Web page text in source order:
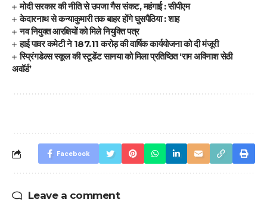
मोदी सरकार की नीति से उपजा गैस संकट, महंगाई : सीपीएम
केदारनाथ से कन्याकुमारी तक बाहर होंगे घुसपैठिया : शाह
नव नियुक्त आरक्षियों को मिले नियुक्ति पत्र
हाई पावर कमेटी ने 187.11 करोड़ की वार्षिक कार्ययोजना को दी मंजूरी
स्प्रिंगडेल्स स्कूल की स्टूडेंट सानया को मिला प्रतिष्ठित ‘राम अविनाश सेठी
अवॉर्ड’
Facebook
Leave a comment